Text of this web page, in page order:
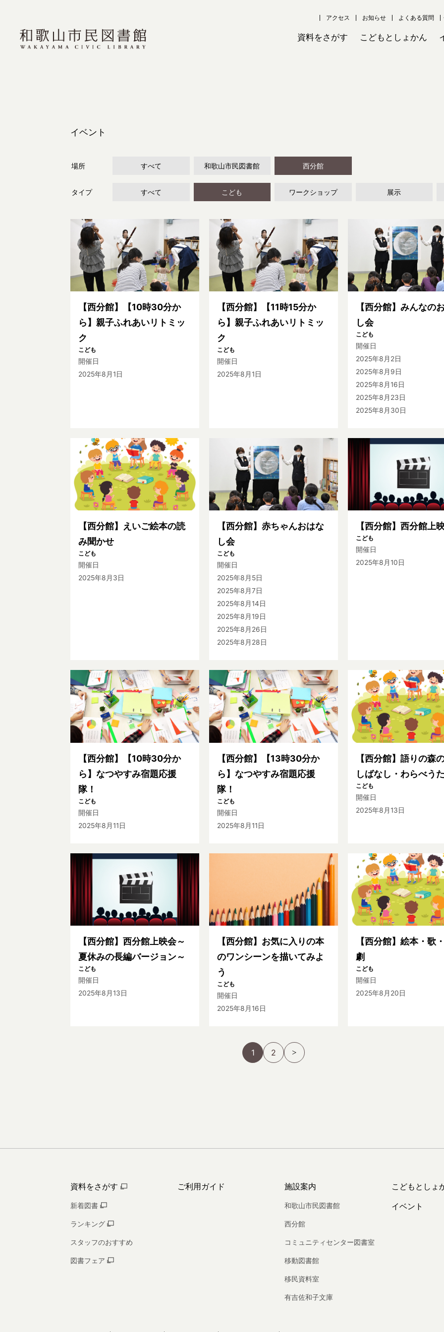
アクセス お知らせ よくある質問
資料をさがす こどもとしょかん
イベント
場所 すべて 和歌山市民図書館 西分館
タイプ すべて こども ワークショップ 展示
【西分館】【10時30分か
ら】親子ふれあいリトミッ
ク
こども
開催日
2025年8月1日
【西分館】【11時15分か
ら】親子ふれあいリトミッ
ク
こども
開催日
2025年8月1日
【西分館】みんなの
し会
こども
開催日
2025年8月2日
2025年8月9日
2025年8月16日
2025年8月23日
2025年8月30日
【西分館】えいご絵本の読
み聞かせ
こども
開催日
2025年8月3日
【西分館】赤ちゃんおはな
し会
こども
開催日
2025年8月5日
2025年8月7日
2025年8月14日
2025年8月19日
2025年8月26日
2025年8月28日
【西分館】西分館上
こども
開催日
2025年8月10日
【西分館】【10時30分か
ら】なつやすみ宿題応援
隊！
こども
開催日
2025年8月11日
【西分館】【13時30分か
ら】なつやすみ宿題応援
隊！
こども
開催日
2025年8月11日
【西分館】語りの森
しばなし・わらべう
こども
開催日
2025年8月13日
【西分館】西分館上映会～
夏休みの長編バージョン～
こども
開催日
2025年8月13日
【西分館】お気に入りの本
のワンシーンを描いてみよ
う
こども
開催日
2025年8月16日
【西分館】絵本・歌
劇
こども
開催日
2025年8月20日
1 2
資料をさがす
新着図書
ランキング
スタッフのおすすめ
図書フェア
ご利用ガイド 施設案内
和歌山市民図書館
西分館
コミュニティセンター図書室
移動図書館
移民資料室
有吉佐和子文庫
こどもとしょ
イベント